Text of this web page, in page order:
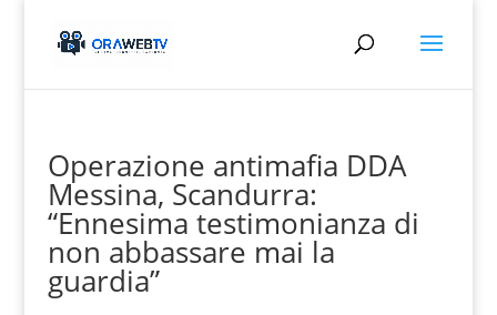
Operazione antimafia DDA
Messina, Scandurra:
“Ennesima testimonianza di
non abbassare mai la
guardia”